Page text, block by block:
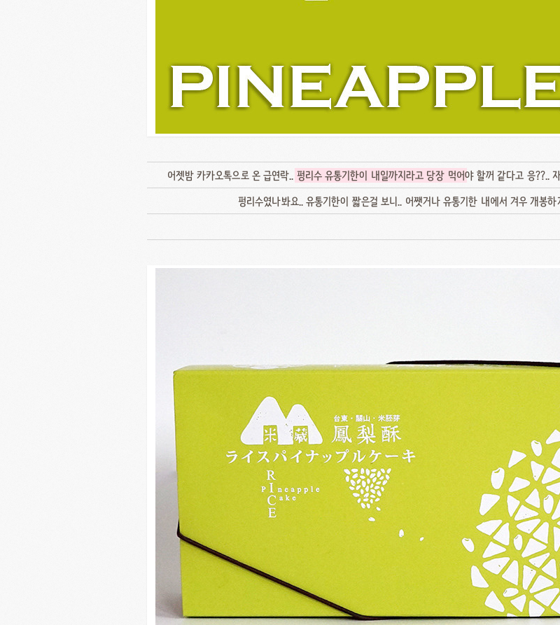
어젯밤 카카오톡으로 온 급연락.. 펑리수 유통기한이 내일까지라고 당장 먹어야 할꺼 같다고 응??..
펑리수였나봐요.. 유통기한이 짧은걸 보니.. 어쨋거나 유통기한 내에서 겨우 개봉